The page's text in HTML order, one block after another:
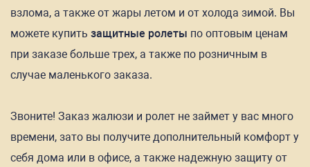
взлома, а также от жары летом и от холода зимой. Вы
можете купить защитные ролеты по оптовым ценам
при заказе больше трех, а также по розничным в
случае маленького заказа.
Звоните! Заказ жалюзи и ролет не займет у вас много
времени, зато вы получите дополнительный комфорт у
себя дома или в офисе, а также надежную защиту от